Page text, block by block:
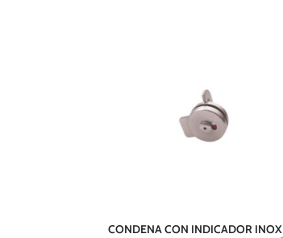
CONDENA CON INDICADOR INOX